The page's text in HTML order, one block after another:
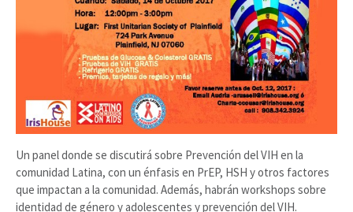
Un panel donde se discutirá sobre Prevención del VIH en la
comunidad Latina, con un énfasis en PrEP, HSH y otros factores
que impactan a la comunidad. Además, habrán workshops sobre
identidad de género y adolescentes y prevención del VIH.